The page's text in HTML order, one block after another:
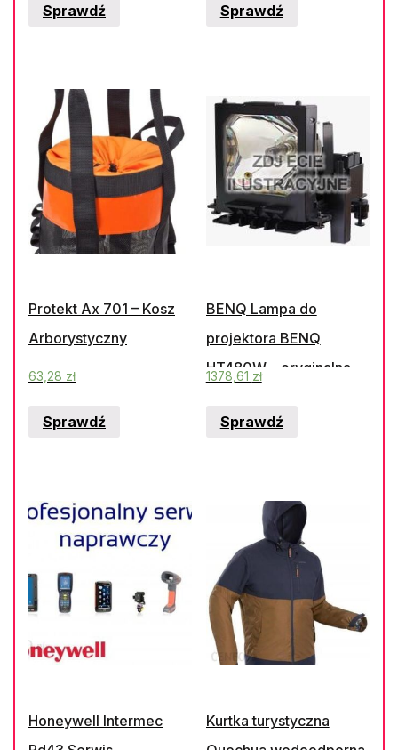
Sprawdź Sprawdź
Protekt Ax 701 – Kosz
Arborystyczny
63,28 zł
Sprawdź
BENQ Lampa do
projektora BENQ
HT480W – oryginalna
module
1378,61 zł
Sprawdź
Honeywell Intermec
Kurtka turystyczna